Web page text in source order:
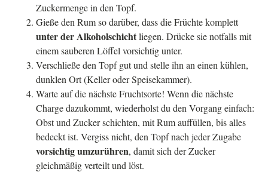
Zuckermenge in den Topf.
Gieße den Rum so darüber, dass die Früchte komplett
unter der Alkoholschichtliegen. Drücke sie notfalls mit
einem sauberen Löffel vorsichtig unter.
Verschließe den Topf gut und stelle ihn an einen kühlen,
dunklen Ort (Keller oder Speisekammer).
Warte auf die nächste Fruchtsorte! Wenn die nächste
Charge dazukommt, wiederholst du den Vorgang einfach:
Obst und Zucker schichten, mit Rum auffüllen, bis alles
bedeckt ist. Vergiss nicht, den Topf nach jeder Zugabe
vorsichtig umzurühren, damit sich der Zucker
gleichmäßig verteilt und löst.